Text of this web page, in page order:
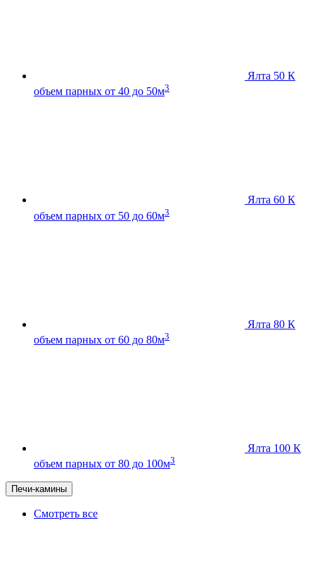
Ялта 50 К
объем парных от 40 до 50м3
Ялта 60 К
объем парных от 50 до 60м3
Ялта 80 К
объем парных от 60 до 80м3
Ялта 100 К
объем парных от 80 до 100м3
Печи-камины
Смотреть все